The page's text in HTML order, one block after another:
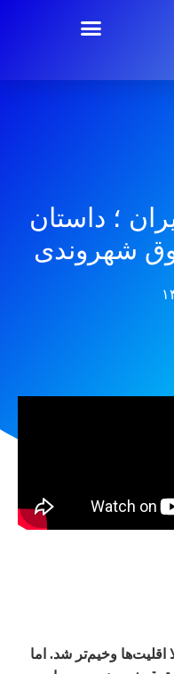
؛ داستان
شهروندی
و کلا اقلیت‌ها وخیم‌تر شد. اما